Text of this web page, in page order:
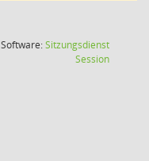
Software:Sitzungsdienst
Session(Wird in